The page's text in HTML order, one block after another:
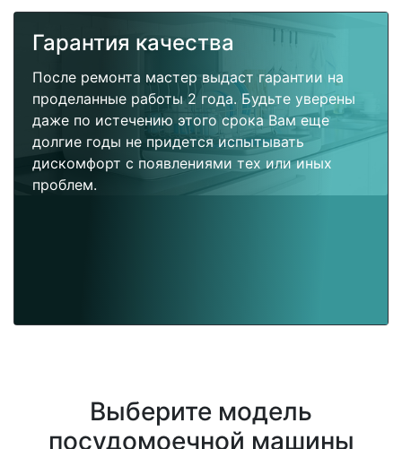
Гарантия качества
После ремонта мастер выдаст гарантии на
проделанные работы 2 года. Будьте уверены
даже по истечению этого срока Вам еще
долгие годы не придется испытывать
дискомфорт с появлениями тех или иных
проблем.
Выберите модель
посудомоечной машины